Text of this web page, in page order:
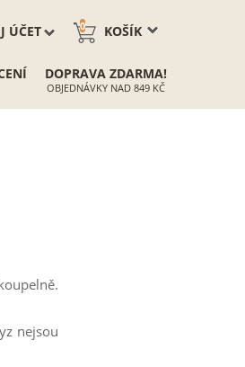
KOŠÍK
0
ÚČET
DOPRAVA ZDARMA!
OBJEDNÁVKY NAD 849 KČ
nejsou